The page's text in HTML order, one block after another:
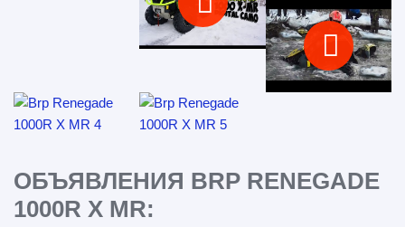
ОБЪЯВЛЕНИЯ BRP RENEGADE
1000R X MR: